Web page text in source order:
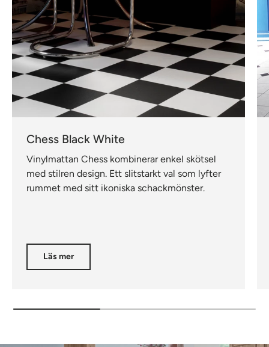
Chess Black White
Vinylmattan Chess kombinerar enkel skötsel
med stilren design. Ett slitstarkt val som lyfter
rummet med sitt ikoniska schackmönster.
Läs mer